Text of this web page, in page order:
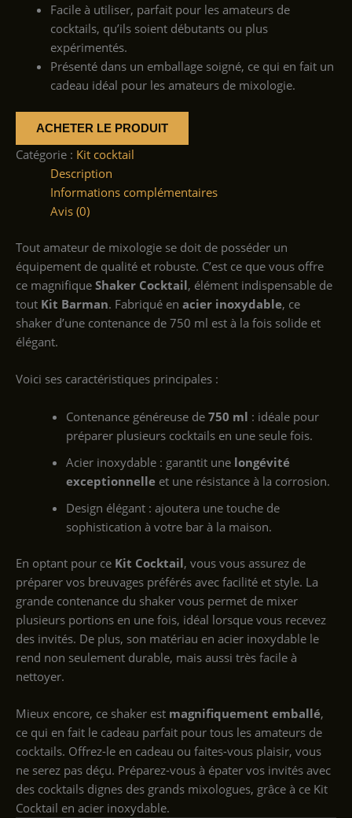
Facile à utiliser, parfait pour les amateurs de
cocktails, qu’ils soient débutants ou plus
expérimentés.
Présenté dans un emballage soigné, ce qui en fait un
cadeau idéal pour les amateurs de mixologie.
ACHETER LE PRODUIT
Catégorie : Kit cocktail
Description
Informations complémentaires
Avis (0)
Tout amateur de mixologie se doit de posséder un
équipement de qualité et robuste. C’est ce que vous offre
ce magnifique Shaker Cocktail, élément indispensable de
tout Kit Barman. Fabriqué en acier inoxydable, ce
shaker d’une contenance de 750 ml est à la fois solide et
élégant.
Voici ses caractéristiques principales :
Contenance généreuse de 750 ml : idéale pour
préparer plusieurs cocktails en une seule fois.
Acier inoxydable : garantit une longévité
exceptionnelleet une résistance à la corrosion.
Design élégant : ajoutera une touche de
sophistication à votre bar à la maison.
En optant pour ce Kit Cocktail, vous vous assurez de
préparer vos breuvages préférés avec facilité et style. La
grande contenance du shaker vous permet de mixer
plusieurs portions en une fois, idéal lorsque vous recevez
des invités. De plus, son matériau en acier inoxydable le
rend non seulement durable, mais aussi très facile à
nettoyer.
Mieux encore, ce shaker est magnifiquement emballé,
ce qui en fait le cadeau parfait pour tous les amateurs de
cocktails. Offrez-le en cadeau ou faites-vous plaisir, vous
ne serez pas déçu. Préparez-vous à épater vos invités avec
des cocktails dignes des grands mixologues, grâce à ce Kit
Cocktail en acier inoxydable.